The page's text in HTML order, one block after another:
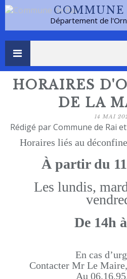
Département de
HORAIRES
DE LA
14 MAI
Rédigé par Commune de Rai
Horaires liés au
À partir du
Les lundis,
De 14h
En cas
Contacter Mr Le
Au